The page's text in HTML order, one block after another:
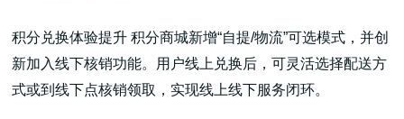
积分兑换体验提升 积分商城新增“自提/物流”可选模式，并创
新加入线下核销功能。用户线上兑换后，可灵活选择配送方
式或到线下点核销领取，实现线上线下服务闭环。